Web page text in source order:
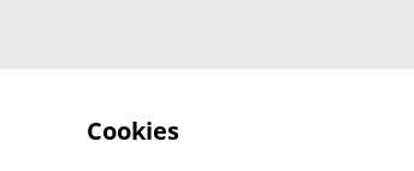
Cookies